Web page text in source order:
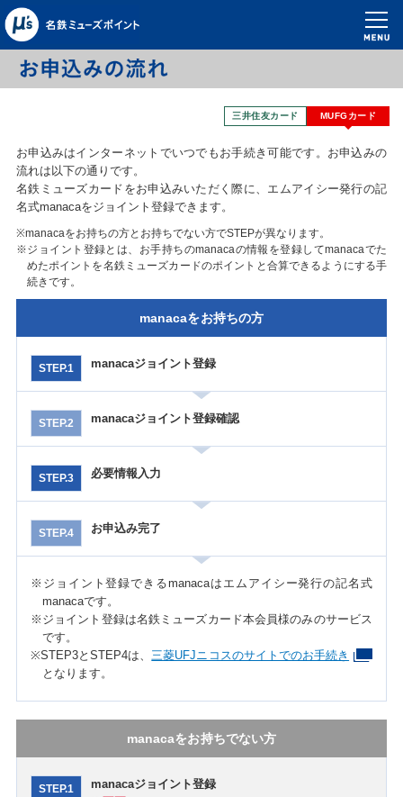
三井住友カード MUFGカード
お申込みはインターネットでいつでもお手続き可能です。お申込みの
流れは以下の通りです。
名鉄ミューズカードをお申込みいただく際に、エムアイシー発行の記
名式manacaをジョイント登録できます。
※manacaをお持ちの方とお持ちでない方でSTEPが異なります。
※ジョイント登録とは、お手持ちのmanacaの情報を登録してmanacaでた
めたポイントを名鉄ミューズカードのポイントと合算できるようにする手
続きです。
manacaをお持ちの方
STEP.1 manacaジョイント登録
STEP.2 manacaジョイント登録確認
STEP.3 必要情報入力
STEP.4 お申込み完了
※ジョイント登録できるmanacaはエムアイシー発行の記名式
manacaです。
※ジョイント登録は名鉄ミューズカード本会員様のみのサービス
です。
※STEP3とSTEP4は、 三菱UFJニコスのサイトでのお手続き
となります。
manacaをお持ちでない方
STEP.1
manacaジョイント登録